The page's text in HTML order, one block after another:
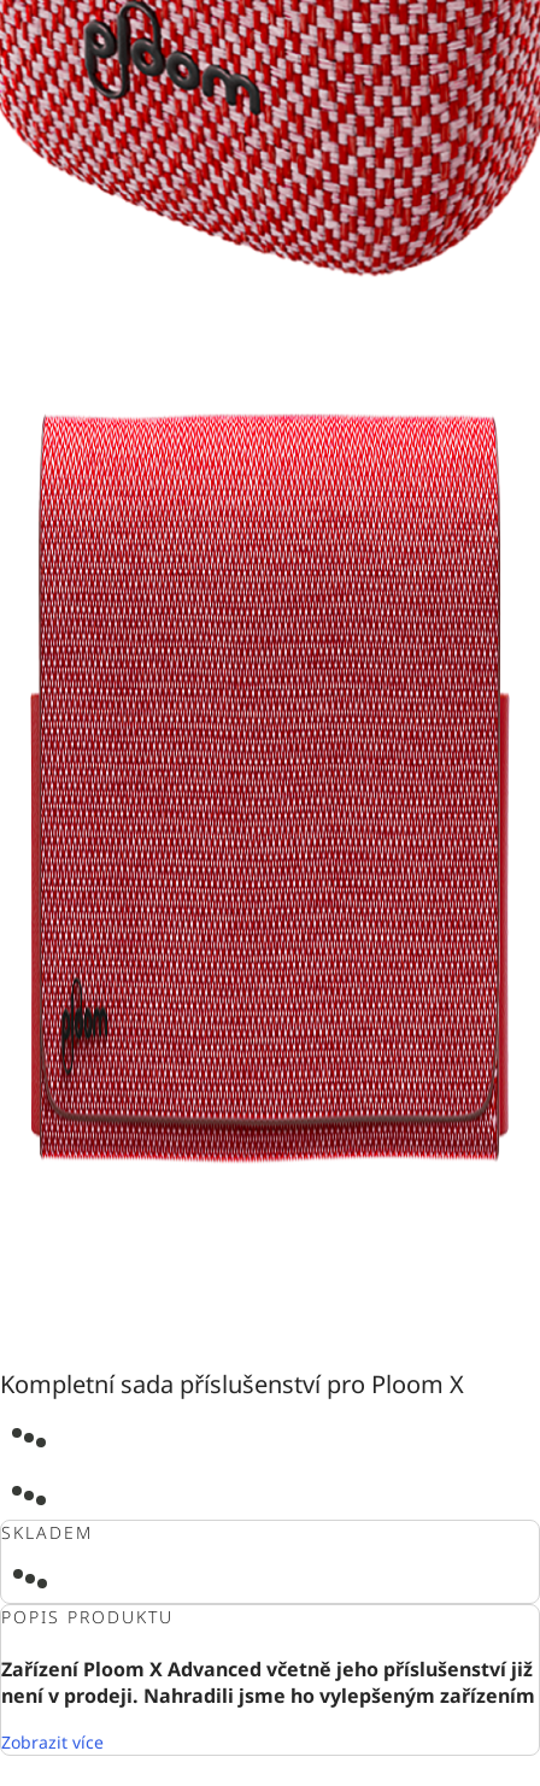
Kompletní sada příslušenství pro Ploom X
SKLADEM
POPIS PRODUKTU
Zařízení Ploom X Advanced včetně jeho příslušenství již
není v prodeji. Nahradili jsme ho vylepšeným zařízením
Zobrazit více